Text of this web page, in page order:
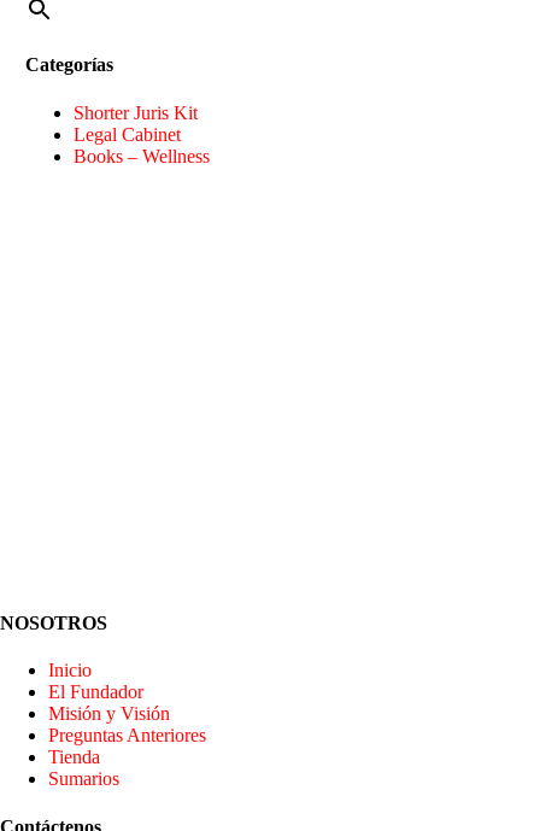
Categorías
Shorter Juris Kit
Legal Cabinet
Books – Wellness
NOSOTROS
Inicio
El Fundador
Misión y Visión
Preguntas Anteriores
Tienda
Sumarios
Contáctenos